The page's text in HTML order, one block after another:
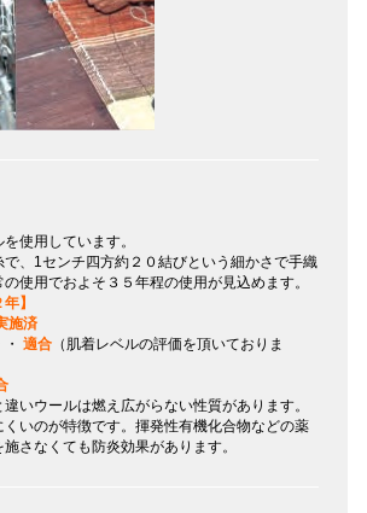
使用しています。
、1センチ四方約２０結びという細かさで手織
使用でおよそ３５年程の使用が見込めます。
】
施済
適合 （肌着レベルの評価を頂いておりま
いウールは燃え広がらない性質があります。
くいのが特徴です。揮発性有機化合物などの薬
さなくても防炎効果があります。